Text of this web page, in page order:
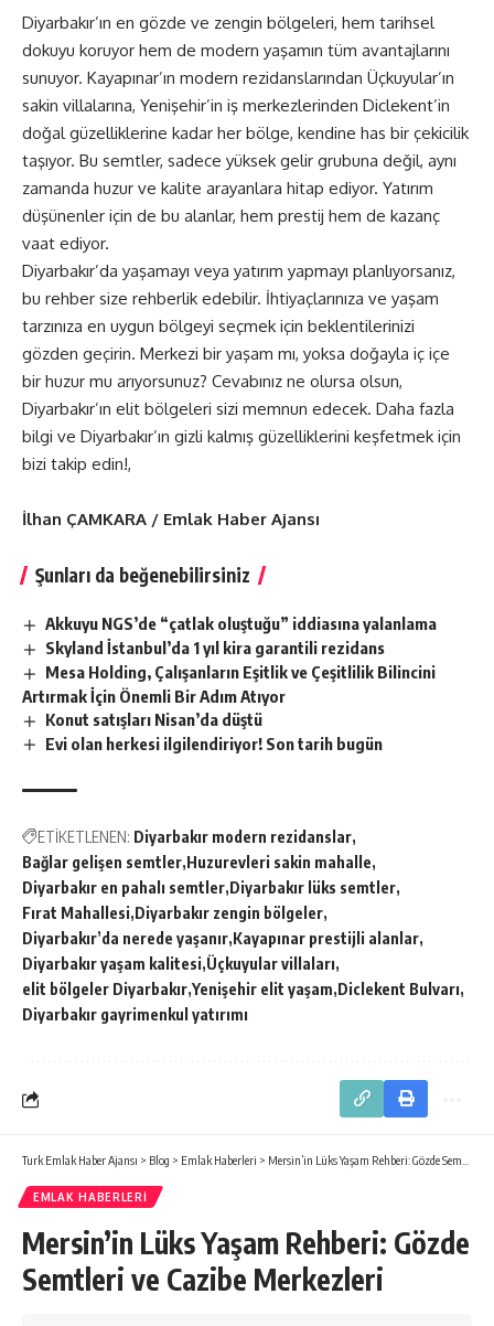
Diyarbakır’ın en gözde ve zengin bölgeleri, hem tarihsel
dokuyu koruyor hem de modern yaşamın tüm avantajlarını
sunuyor. Kayapınar’ın modern rezidanslarından Üçkuyular’ın
sakin villalarına, Yenişehir’in iş merkezlerinden Diclekent’in
doğal güzelliklerine kadar her bölge, kendine has bir çekicilik
taşıyor. Bu semtler, sadece yüksek gelir grubuna değil, aynı
zamanda huzur ve kalite arayanlara hitap ediyor. Yatırım
düşünenler için de bu alanlar, hem prestij hem de kazanç
vaat ediyor.
Diyarbakır’da yaşamayı veya yatırım yapmayı planlıyorsanız,
bu rehber size rehberlik edebilir. İhtiyaçlarınıza ve yaşam
tarzınıza en uygun bölgeyi seçmek için beklentilerinizi
gözden geçirin. Merkezi bir yaşam mı, yoksa doğayla iç içe
bir huzur mu arıyorsunuz? Cevabınız ne olursa olsun,
Diyarbakır’ın elit bölgeleri sizi memnun edecek. Daha fazla
bilgi ve Diyarbakır’ın gizli kalmış güzelliklerini keşfetmek için
bizi takip edin!,
İlhan ÇAMKARA / Emlak Haber Ajansı
Şunları da beğenebilirsiniz
Akkuyu NGS’de “çatlak oluştuğu” iddiasına yalanlama
Skyland İstanbul’da 1 yıl kira garantili rezidans
Mesa Holding, Çalışanların Eşitlik ve Çeşitlilik Bilincini
Artırmak İçin Önemli Bir Adım Atıyor
Konut satışları Nisan’da düştü
Evi olan herkesi ilgilendiriyor! Son tarih bugün
ETİKETLENEN: Diyarbakır modern rezidanslar
Bağlar gelişen semtler Huzurevleri sakin mahalle
Diyarbakır en pahalı semtler Diyarbakır lüks semtler
Fırat Mahallesi Diyarbakır zengin bölgeler
Diyarbakır’da nerede yaşanır Kayapınar prestijli alanlar
Diyarbakır yaşam kalitesi Üçkuyular villaları
elit bölgeler Diyarbakır Yenişehir elit yaşam Diclekent Bulvarı
Diyarbakır gayrimenkul yatırımı
Turk Emlak Haber Ajansı > Blog > Emlak Haberleri > Mersin’in Lüks Yaşam Rehberi: Gözde Semtleri ve Cazibe Merkezleri
EMLAK HABERLERI
Mersin’in Lüks Yaşam Rehberi: Gözde
Semtleri ve Cazibe Merkezleri